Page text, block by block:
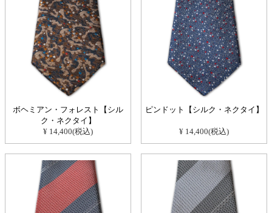
ボヘミアン・フォレスト【シル
ク・ネクタイ】
¥ 14,400(税込)
ピンドット【シルク・ネクタイ】
¥ 14,400(税込)